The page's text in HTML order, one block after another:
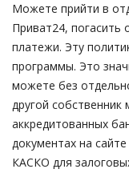
Можете прийти в
Приват24,
платежи. Эту
программы. Это
можете без
другой
аккредитованных
документах на
КАСКО для